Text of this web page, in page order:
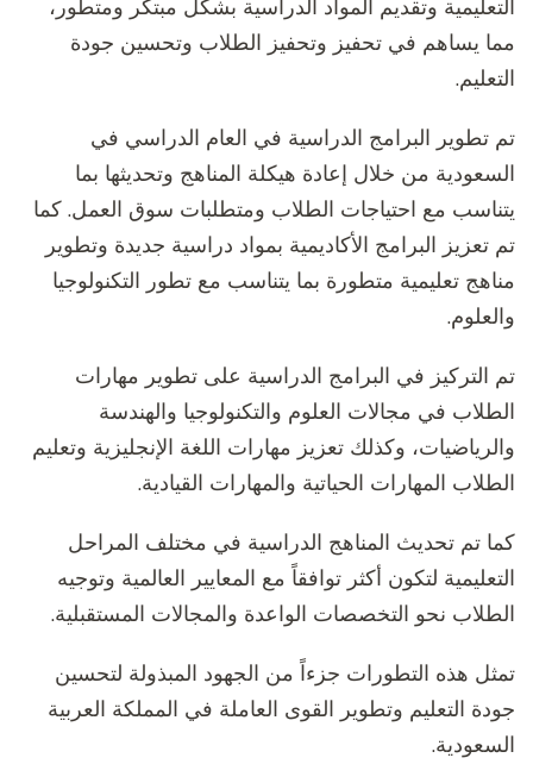
التعليمية وتقديم المواد الدراسية بشكل مبتكر ومتطور،
مما يساهم في تحفيز وتحفيز الطلاب وتحسين جودة
التعليم.
تم تطوير البرامج الدراسية في العام الدراسي في
السعودية من خلال إعادة هيكلة المناهج وتحديثها بما
يتناسب مع احتياجات الطلاب ومتطلبات سوق العمل. كما
تم تعزيز البرامج الأكاديمية بمواد دراسية جديدة وتطوير
مناهج تعليمية متطورة بما يتناسب مع تطور التكنولوجيا
والعلوم.
تم التركيز في البرامج الدراسية على تطوير مهارات
الطلاب في مجالات العلوم والتكنولوجيا والهندسة
والرياضيات، وكذلك تعزيز مهارات اللغة الإنجليزية وتعليم
الطلاب المهارات الحياتية والمهارات القيادية.
كما تم تحديث المناهج الدراسية في مختلف المراحل
التعليمية لتكون أكثر توافقاً مع المعايير العالمية وتوجيه
الطلاب نحو التخصصات الواعدة والمجالات المستقبلية.
تمثل هذه التطورات جزءاً من الجهود المبذولة لتحسين
جودة التعليم وتطوير القوى العاملة في المملكة العربية
السعودية.